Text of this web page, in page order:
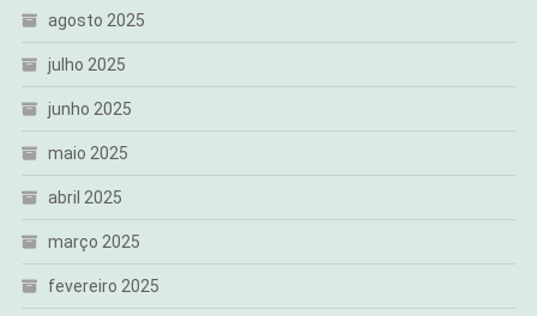
agosto 2025
julho 2025
junho 2025
maio 2025
abril 2025
março 2025
fevereiro 2025